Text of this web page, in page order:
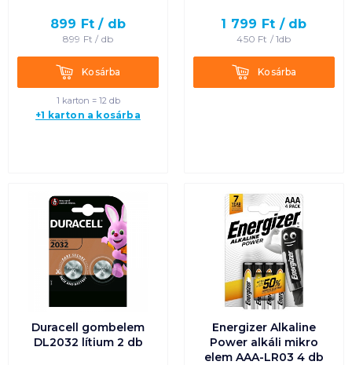
899 Ft / db
899 Ft / db
KosárbaKosárba
1 karton = 12 db
+1 karton a kosárba
1 799 Ft / db
450 Ft /1db
KosárbaKosárba
Duracell gombelem
DL2032 lítium 2 db
Energizer Alkaline
Power alkáli mikro
elem AAA-LR03 4 db